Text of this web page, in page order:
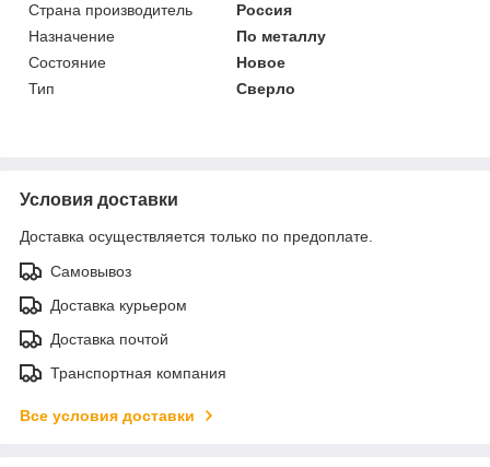
Страна производитель
Россия
Назначение
По металлу
Состояние
Новое
Тип
Сверло
Условия доставки
Доставка осуществляется только по предоплате.
Самовывоз
Доставка курьером
Доставка почтой
Транспортная компания
Все условия доставки